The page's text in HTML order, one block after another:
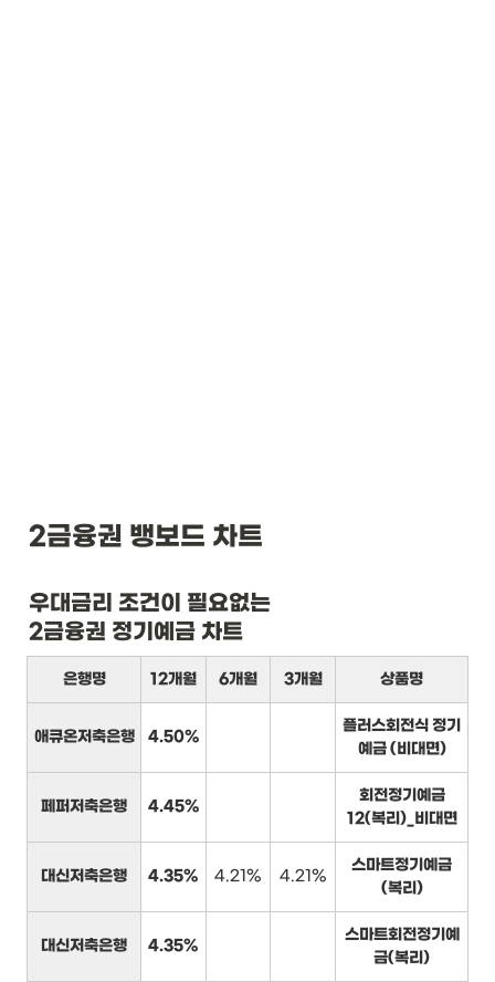
2금융권 뱅보드 차트
우대금리 조건이 필요없는
2금융권 정기예금 차트
은행명 12개월 6개월 3개월 상품명
애큐온저축은행 4.50%
플러스회전식 정기
예금 (비대면)
페퍼저축은행 4.45%
회전정기예금
12(복리)_비대면
대신저축은행 4.35% 4.21% 4.21%
스마트정기예금
(복리)
대신저축은행 4.35%
스마트회전정기예
금(복리)